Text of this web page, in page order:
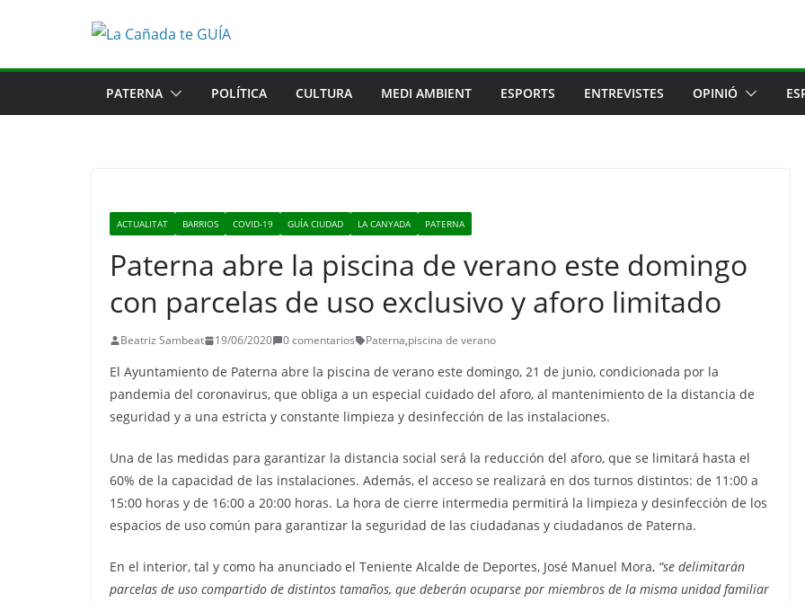
PATERNA POLÍTICA CULTURA MEDI AMBIENT ESPORTS ENTREVISTES OPINIÓ
ACTUALITAT BARRIOS COVID-19 GUÍA CIUDAD LA CANYADA PATERNA
Paterna abre la piscina de verano este domingo
con parcelas de uso exclusivo y aforo limitado
Beatriz Sambeat 19/06/2020 0 comentarios Paterna,piscina de verano
El Ayuntamiento de Paterna abre la piscina de verano este domingo, 21 de junio, condicionada por la
pandemia del coronavirus, que obliga a un especial cuidado del aforo, al mantenimiento de la distancia de
seguridad y a una estricta y constante limpieza y desinfección de las instalaciones.
Una de las medidas para garantizar la distancia social será la reducción del aforo, que se limitará hasta el
60% de la capacidad de las instalaciones. Además, el acceso se realizará en dos turnos distintos: de 11:00 a
15:00 horas y de 16:00 a 20:00 horas. La hora de cierre intermedia permitirá la limpieza y desinfección de los
espacios de uso común para garantizar la seguridad de las ciudadanas y ciudadanos de Paterna.
En el interior, tal y como ha anunciado el Teniente Alcalde de Deportes, José Manuel Mora, “se delimitarán
parcelas de uso compartido de distintos tamaños, que deberán ocuparse por miembros de la misma unidad familiar